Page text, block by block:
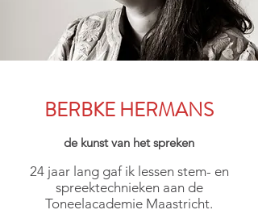
BERBKE HERMANS
de kunst van het spreken
24 jaar lang gaf ik lessen stem- en
spreektechnieken aan de
Toneelacademie Maastricht.